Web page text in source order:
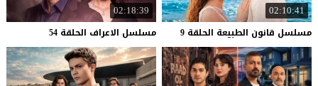
02:10:41
مسلسل قانون الطبيعة الحلقة 9
02:18:39
مسلسل الاعراف الحلقة 54